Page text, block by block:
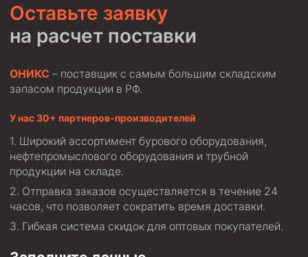
Оставьте заявку
на расчет поставки
ОНИКС – поставщик с самым большим складским
запасом продукции в РФ.
У нас 30+ партнеров-производителей
Широкий ассортимент бурового оборудования,
нефтепромыслового оборудования и трубной
продукции на складе.
Отправка заказов осуществляется в течение 24
часов, что позволяет сократить время доставки.
Гибкая система скидок для оптовых покупателей.